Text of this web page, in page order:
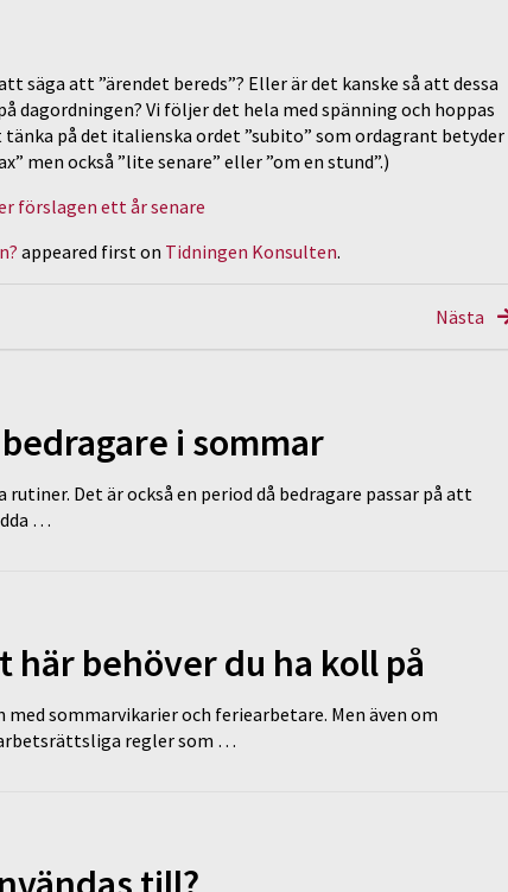
säga att ”ärendet bereds”? Eller är det kanske så att dessa
Vi följer det hela med spänning och hoppas
på det italienska ordet ”subito” som ordagrant betyder
men också ”lite senare” eller ”om en stund”.)
förslagen ett år senare
appeared first on Tidningen Konsulten.
Nästa
i sommar
Det är också en period då bedragare passar på att
…
behöver du ha koll på
sommarvikarier och feriearbetare. Men även om
regler som …